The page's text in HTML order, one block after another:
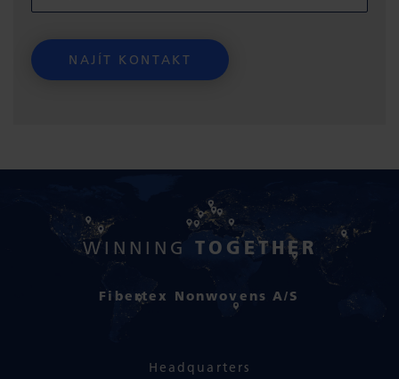
WINNING TOGETHER
Fibertex Nonwovens A/S
Headquarters